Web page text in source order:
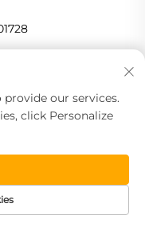
कंपनी लिमिटेड। सर्वाधिकार
नमूना टेलीफोन
our services.
click Personalize